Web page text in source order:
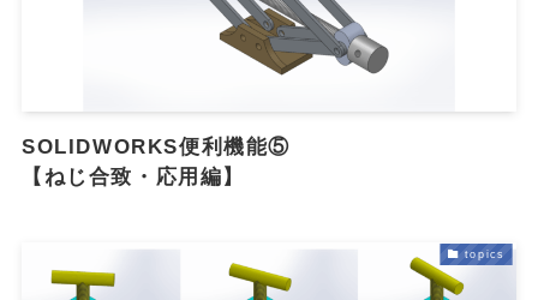
SOLIDWORKS便利機能⑤
【ねじ合致・応用編】
topics